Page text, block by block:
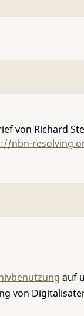
von Richard
nbn-
auf
von